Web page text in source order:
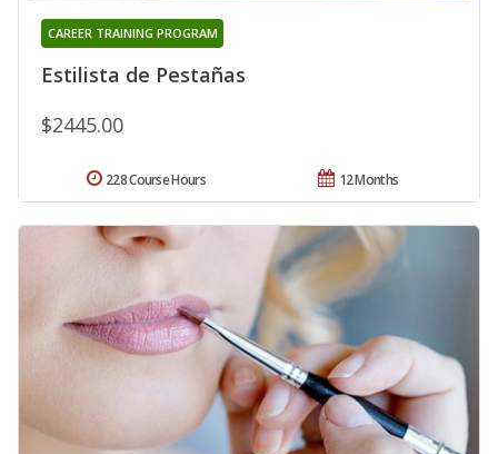
Estilista de Pestañas
CAREER TRAINING PROGRAM
$2445.00
12 Months
228 Course Hours